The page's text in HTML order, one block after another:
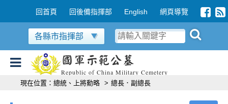
跳到主要內容區塊
回首頁 回後備指揮部 English 網頁導覽
國軍示範公墓
Republic of China Military Cemetery
各縣市指揮部
現在位置： 總統、上將勳略 > 總長．副總長